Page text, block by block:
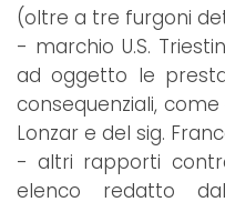
(oltre a tre furgoni
- marchio U.S.
ad oggetto le
consequenziali,
Lonzar e del sig.
- altri rapporti
elenco redatto